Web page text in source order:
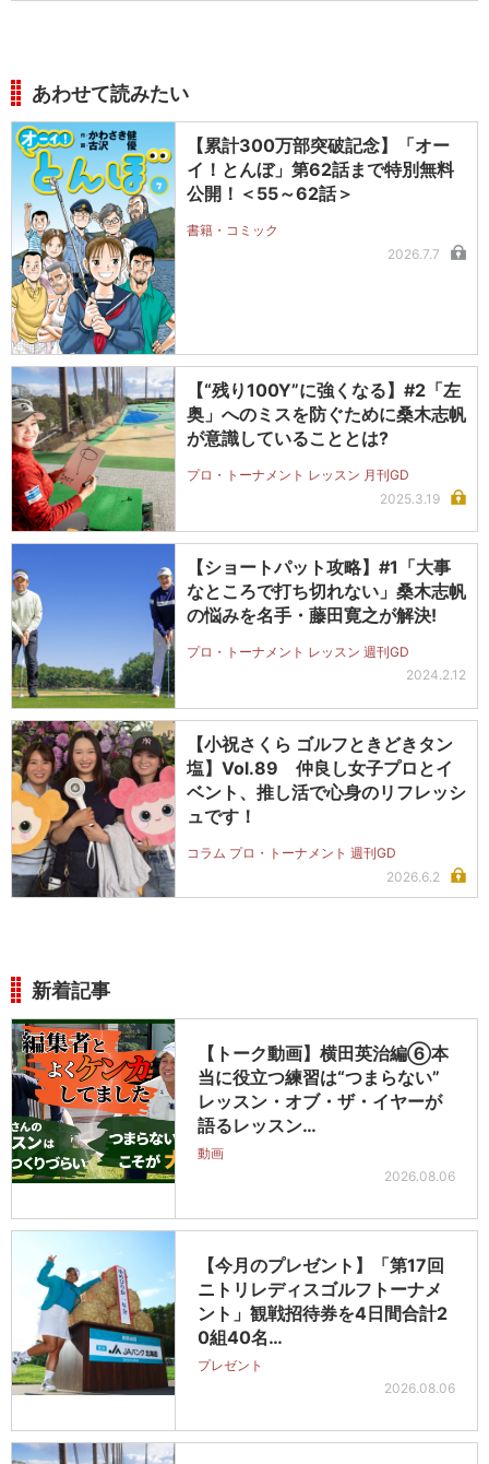
あわせて読みたい
【累計300万部突破記念】「オー
イ！とんぼ」第62話まで特別無料
公開！＜55～62話＞
書籍・コミック
2026.7.7
【“残り100Y”に強くなる】#2「左
奥」へのミスを防ぐために桑木志帆
が意識していることとは?
プロ・トーナメント レッスン 月刊GD
2025.3.19
【ショートパット攻略】#1「大事
なところで打ち切れない」桑木志帆
の悩みを名手・藤田寛之が解決!
プロ・トーナメント レッスン 週刊GD
2024.2.12
【小祝さくら ゴルフときどきタン
塩】Vol.89 仲良し女子プロとイ
ベント、推し活で心身のリフレッシ
ュです！
コラム プロ・トーナメント 週刊GD
2026.6.2
新着記事
【トーク動画】横田英治編⑥本
当に役立つ練習は“つまらない”
レッスン・オブ・ザ・イヤーが
語るレッスン…
動画
2026.08.06
【今月のプレゼント】「第17回
ニトリレディスゴルフトーナメ
ント」観戦招待券を4日間合計2
0組40名…
プレゼント
2026.08.06